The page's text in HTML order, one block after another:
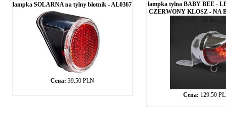
lampka SOLARNA na tylny błotnik - AL0367
Cena: 39.50 PLN
lampka tylna BABY BEE -
CZERWONY KLOSZ - NA
Cena: 129.50